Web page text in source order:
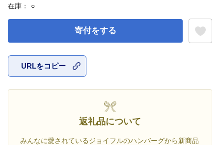
在庫： ○
寄付をする
URLをコピー
返礼品について
みんなに愛されているジョイフルのハンバーグから新商品